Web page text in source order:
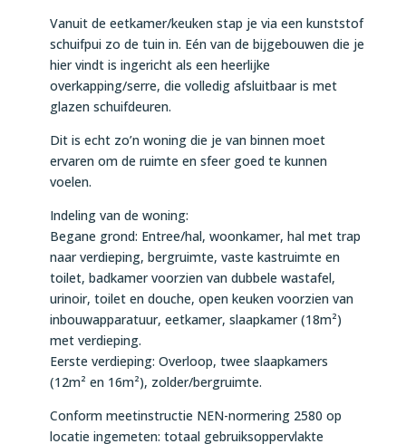
Vanuit de eetkamer/keuken stap je via een kunststof
schuifpui zo de tuin in. Eén van de bijgebouwen die je
hier vindt is ingericht als een heerlijke
overkapping/serre, die volledig afsluitbaar is met
glazen schuifdeuren.
Dit is echt zo’n woning die je van binnen moet
ervaren om de ruimte en sfeer goed te kunnen
voelen.
Indeling van de woning:
Begane grond: Entree/hal, woonkamer, hal met trap
naar verdieping, bergruimte, vaste kastruimte en
toilet, badkamer voorzien van dubbele wastafel,
urinoir, toilet en douche, open keuken voorzien van
inbouwapparatuur, eetkamer, slaapkamer (18m²)
met verdieping.
Eerste verdieping: Overloop, twee slaapkamers
(12m² en 16m²), zolder/bergruimte.
Conform meetinstructie NEN-normering 2580 op
locatie ingemeten: totaal gebruiksoppervlakte